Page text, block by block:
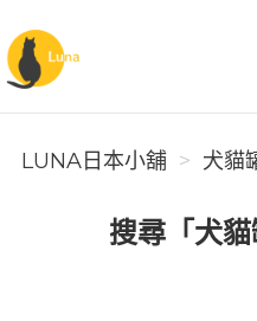
Luna日本小舖
LUNA日本小舖 犬貓
搜尋「犬